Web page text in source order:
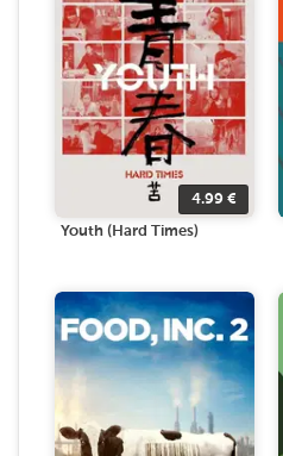
4.99 €
Youth (Hard Times)